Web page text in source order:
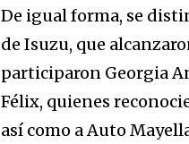
De igual forma, se
de Isuzu, que
participaron Georgia
Félix, quienes
así como a Auto